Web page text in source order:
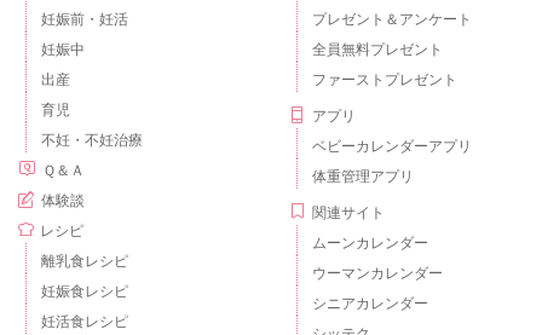
妊娠前・妊活
妊娠中
出産
育児
不妊・不妊治療
Ｑ＆Ａ
体験談
レシピ
離乳食レシピ
妊娠食レシピ
妊活食レシピ
プレゼント＆アンケート
全員無料プレゼント
ファーストプレゼント
アプリ
ベビーカレンダーアプリ
体重管理アプリ
関連サイト
ムーンカレンダー
ウーマンカレンダー
シニアカレンダー